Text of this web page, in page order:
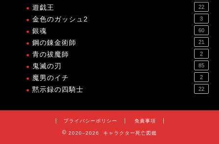
遊戯王 22
金色のガッシュ2 3
銀魂 60
鋼の錬金術師 21
青の祓魔師 2
鬼滅の刃 85
魔男のイチ 2
黙示録の四騎士 22
プライバシーポリシー 免責事項
2020–2026 キャラクター死亡図鑑